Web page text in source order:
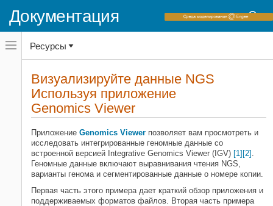
Документация
Переключатель
навигационного
меню
переключатель
навигационного
Bioinformatics Toolbox
Высокопроизводительное
секвенирование
Импорт данных
Bioinformatics Toolbox
Высокопроизводительное
секвенирование
Предварительная обработка
Ресурсы
Визуализируйте данные NGS
Используя приложение
Genomics Viewer
Приложение Genomics Viewer позволяет вам просмотреть и
исследовать интегрированные геномные данные со
встроенной версией Integrative Genomics Viewer (IGV) [1] [2] .
Геномные данные включают выравнивания чтения NGS,
варианты генома и сегментированные данные о номере копии.
Первая часть этого примера дает краткий обзор приложения и
поддерживаемых форматов файлов. Вторая часть примера